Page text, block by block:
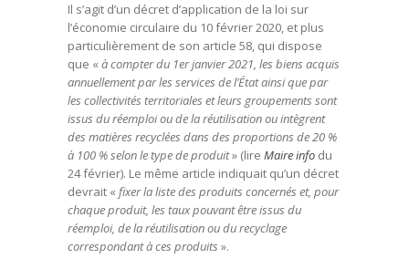
Il s’agit d’un décret d’application de la loi sur
l’économie circulaire du 10 février 2020, et plus
particulièrement de son article 58, qui dispose
que « à compter du 1er janvier 2021, les biens acquis
annuellement par les services de l’État ainsi que par
les collectivités territoriales et leurs groupements sont
issus du réemploi ou de la réutilisation ou intègrent
des matières recyclées dans des proportions de 20 %
à 100 % selon le type de produit» (lire Maire info du
24 février). Le même article indiquait qu’un décret
devrait « fixer la liste des produits concernés et, pour
chaque produit, les taux pouvant être issus du
réemploi, de la réutilisation ou du recyclage
correspondant à ces produits ».